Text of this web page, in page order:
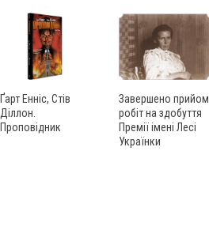
Ґарт Енніс, Стів
Діллон.
Проповідник
Завершено прийом
робіт на здобуття
Премії імені Лесі
Українки